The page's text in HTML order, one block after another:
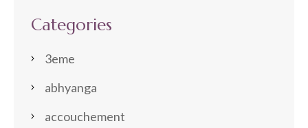
Categories
3eme
abhyanga
accouchement